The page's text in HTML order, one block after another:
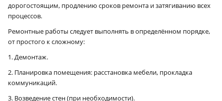
дорогостоящим, продлению сроков ремонта и затягиванию всех
процессов.
Ремонтные работы следует выполнять в определённом порядке,
от простого к сложному:
1. Демонтаж.
2. Планировка помещения: расстановка мебели, прокладка
коммуникаций.
3. Возведение стен (при необходимости).